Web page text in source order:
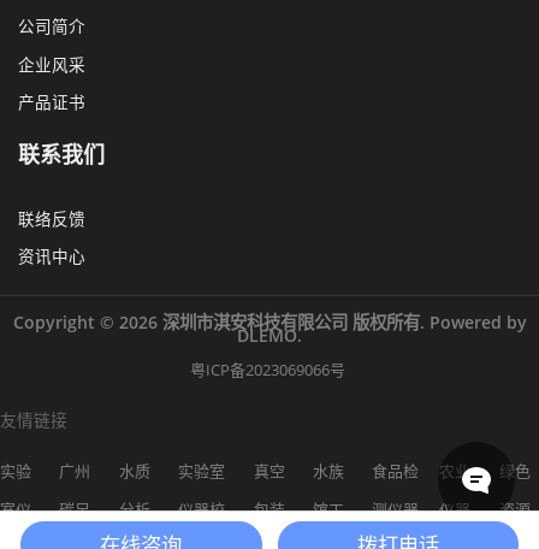
公司简介
企业风采
产品证书
联系我们
联络反馈
资讯中心
Copyright © 2026 深圳市淇安科技有限公司 版权所有. Powered by
DLEMO.
粤ICP备2023069066号
友情链接
实验
室仪
广州
碳足
水质
分析
实验室
仪器校
真空
包装
水族
馆工
食品检
测仪器
农业
仪器
绿色
资源